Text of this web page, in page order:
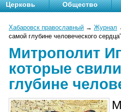
Церковь Общество
Хабаровск православный → Журнал
самой глубине человеческого
Митрополит
которые
глубине